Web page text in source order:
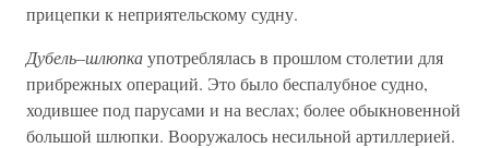
прицепки к неприятельскому судну.
Дубель–шлюпкаупотреблялась в прошлом столетии для
прибрежных операций. Это было беспалубное судно,
ходившее под парусами и на веслах; более обыкновенной
большой шлюпки. Вооружалось несильной артиллерией.